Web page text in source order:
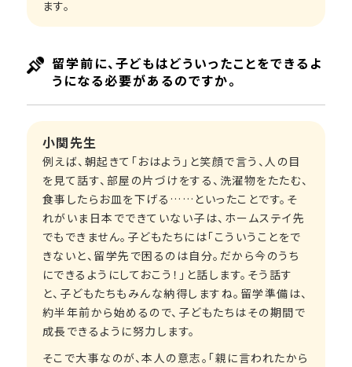
ます。
留学前に、子どもはどういったことをできるよ
うになる必要があるのですか。
小関先生
例えば、朝起きて「おはよう」と笑顔で言う、人の目
を見て話す、部屋の片づけをする、洗濯物をたたむ、
食事したらお皿を下げる……といったことです。そ
れがいま日本でできていない子は、ホームステイ先
でもできません。子どもたちには「こういうことをで
きないと、留学先で困るのは自分。だから今のうち
にできるようにしておこう！」と話します。そう話す
と、子どもたちもみんな納得しますね。留学準備は、
約半年前から始めるので、子どもたちはその期間で
成長できるように努力します。
そこで大事なのが、本人の意志。「親に言われたから